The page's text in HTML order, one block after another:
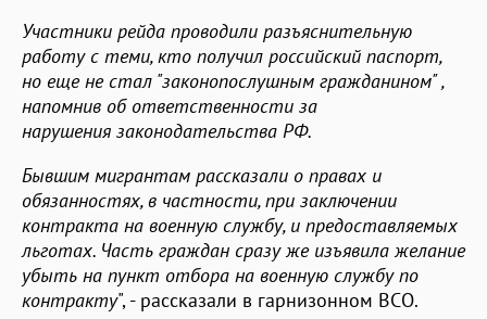
Участники рейда проводили разъяснительную
работу с теми, кто получил российский паспорт,
но еще не стал "законопослушным гражданином" ,
напомнив об ответственности за
нарушения законодательства РФ.
Бывшим мигрантам рассказали о правах и
обязанностях, в частности, при заключении
контракта на военную службу, и предоставляемых
льготах. Часть граждан сразу же изъявила желание
убыть на пункт отбора на военную службу по
контракту", - рассказали в гарнизонном ВСО.